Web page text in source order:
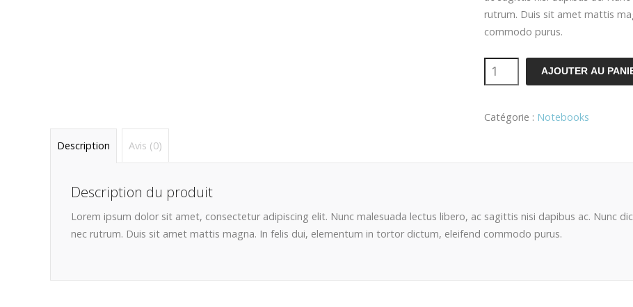
rutrum. Duis sit amet mattis
commodo purus.
AJOUTER AU
Catégorie : Notebooks
Description Avis (0)
Description du produit
Lorem ipsum dolor sit amet, consectetur adipiscing elit. Nunc malesuada lectus libero, ac sagittis nisi dapibus ac. Nunc
nec rutrum. Duis sit amet mattis magna. In felis dui, elementum in tortor dictum, eleifend commodo purus.